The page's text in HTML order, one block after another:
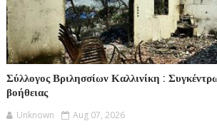
Σύλλογος Βριλησσίων Καλλινίκη :
βοήθειας
Unknown Aug 07, 2026